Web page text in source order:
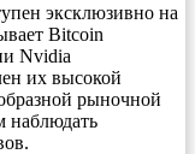
эксклюзивно на
Bitcoin
Nvidia
их высокой
рыночной
наблюдать